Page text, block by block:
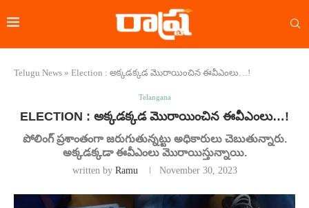
Telugu News » Election : అక్కడక్కడ మొరాయించిన ఈవీఎంలు…!
Telangana
ELECTION : అక్కడక్కడ మొరాయించిన ఈవీఎంలు…!
పోలింగ్ ప్రశాంతంగా జరుగుతున్నట్టు అధికారులు చెబుతున్నారు.
అక్కడక్కడా ఈవీఎంలు మొరాయిస్తున్నాయి.
written by Ramu November 30, 2023